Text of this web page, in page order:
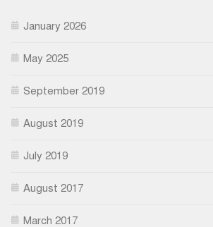
January 2026
May 2025
September 2019
August 2019
July 2019
August 2017
March 2017